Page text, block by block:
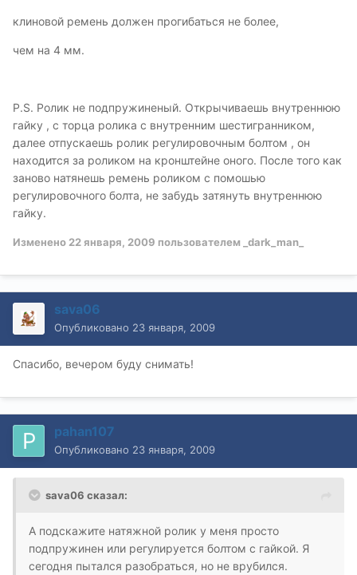
клиновой ремень должен прогибаться не более,
чем на 4 мм.
P.S. Ролик не подпружиненый. Открычиваешь внутреннюю
гайку , с торца ролика с внутренним шестигранником,
далее отпускаешь ролик регулировочным болтом , он
находится за роликом на кронштейне оного. После того как
заново натянешь ремень роликом с помошью
регулировочного болта, не забудь затянуть внутреннюю
гайку.
Изменено 22 января, 2009 пользователем _dark_man_
sava06
Опубликовано 23 января, 2009
Спасибо, вечером буду снимать!
pahan107
Опубликовано 23 января, 2009
sava06 сказал:
А подскажите натяжной ролик у меня просто
подпружинен или регулируется болтом с гайкой. Я
сегодня пытался разобраться, но не врубился.